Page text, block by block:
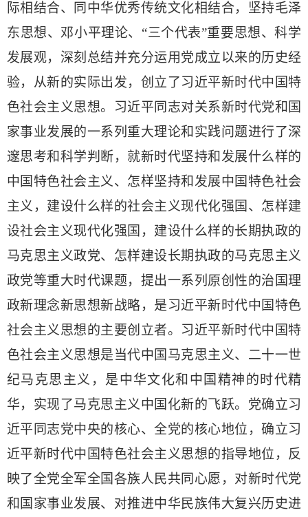
际相结合、同中华优秀传统文化相结合，坚持毛泽
东思想、邓小平理论、“三个代表”重要思想、科学
发展观，深刻总结并充分运用党成立以来的历史经
验，从新的实际出发，创立了习近平新时代中国特
色社会主义思想。习近平同志对关系新时代党和国
家事业发展的一系列重大理论和实践问题进行了深
邃思考和科学判断，就新时代坚持和发展什么样的
中国特色社会主义、怎样坚持和发展中国特色社会
主义，建设什么样的社会主义现代化强国、怎样建
设社会主义现代化强国，建设什么样的长期执政的
马克思主义政党、怎样建设长期执政的马克思主义
政党等重大时代课题，提出一系列原创性的治国理
政新理念新思想新战略，是习近平新时代中国特色
社会主义思想的主要创立者。习近平新时代中国特
色社会主义思想是当代中国马克思主义、二十一世
纪马克思主义，是中华文化和中国精神的时代精
华，实现了马克思主义中国化新的飞跃。党确立习
近平同志党中央的核心、全党的核心地位，确立习
近平新时代中国特色社会主义思想的指导地位，反
映了全党全军全国各族人民共同心愿，对新时代党
和国家事业发展、对推进中华民族伟大复兴历史进